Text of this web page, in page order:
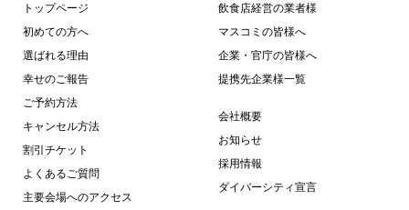
トップページ
初めての方へ
選ばれる理由
幸せのご報告
ご予約方法
キャンセル方法
割引チケット
よくあるご質問
主要会場へのアクセス
飲食店経営の業者様
マスコミの皆様へ
企業・官庁の皆様へ
提携先企業様一覧
会社概要
お知らせ
採用情報
ダイバーシティ宣言